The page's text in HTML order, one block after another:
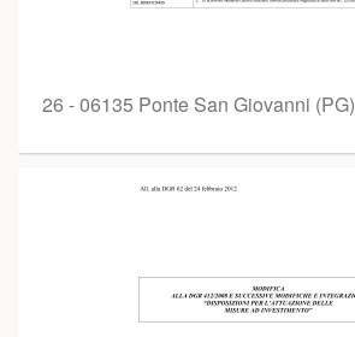
26 - 06135 Ponte San Giovanni (PG)